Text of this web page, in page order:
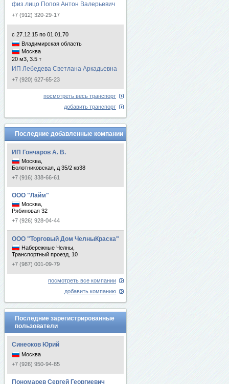
физ.лицо Попов Антон Валерьевич
+7 (912) 320-29-17
с 27.12.15 по 01.01.70
Владимирская область
Москва
20 м3, 3.5 т
ИП Лебедева Светлана Аркадьевна
+7 (920) 627-65-23
посмотреть весь транспорт
добавить транспорт
Последние добавленные компании
ИП Гончаров А. В.
Москва,
Болотниковская, д 35/2 кв38
+7 (916) 338-66-61
ООО "Лайм"
Москва,
Рябиновая 32
+7 (926) 928-04-44
ООО "Торговый Дом ЧелныКраска"
Набережные Челны,
Транспортный проезд, 10
+7 (987) 001-09-79
посмотреть все компании
добавить компанию
Последние зарегистрированные
пользователи
Синеоков Юрий
Москва
+7 (926) 950-94-85
Пономарев Сергей Георгиевич